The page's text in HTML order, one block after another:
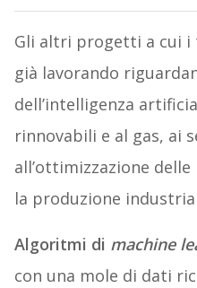
Gli altri progetti a cui i
già lavorando
dell’intelligenza
rinnovabili e al gas, ai
all’ottimizzazione
la produzione
Algoritmi di machine
con una mole di dati